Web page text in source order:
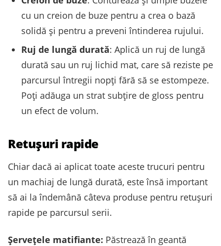
cu un creion de buze pentru a crea o bază
solidă și pentru a preveni întinderea rujului.
Ruj de lungă durată: Aplică un ruj de lungă
durată sau un ruj lichid mat, care să reziste pe
parcursul întregii nopți fără să se estompeze.
Poți adăuga un strat subțire de gloss pentru
un efect de volum.
Retușuri rapide
Chiar dacă ai aplicat toate aceste trucuri pentru
un machiaj de lungă durată, este însă important
să ai la îndemână câteva produse pentru retușuri
rapide pe parcursul serii.
Șervețele matifiante: Păstrează în geantă